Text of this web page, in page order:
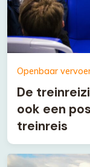
Openbaar
De
ook een
treinreis